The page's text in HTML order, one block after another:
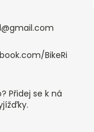
@gmail.com
BikeRi
Přidej se k ná